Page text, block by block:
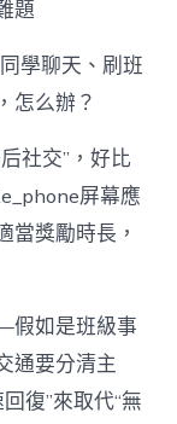
題
學聊天、刷班
怎么辦？
社交”，好比
屏幕應
當獎勵時長，
假如是班級事
通要分清主
復”來取代“無